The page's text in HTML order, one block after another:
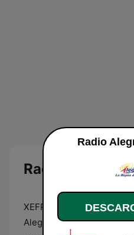
Radio Alegria
XEFP, conocida
Alegría, es una emisora
Radio